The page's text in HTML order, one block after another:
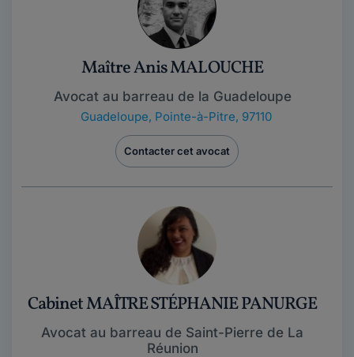
Maître Anis MALOUCHE
Avocat au barreau de la Guadeloupe
Guadeloupe, Pointe-à-Pitre, 97110
Contacter cet avocat
Cabinet MAÎTRE STÉPHANIE PANURGE
Avocat au barreau de Saint-Pierre de La
Réunion